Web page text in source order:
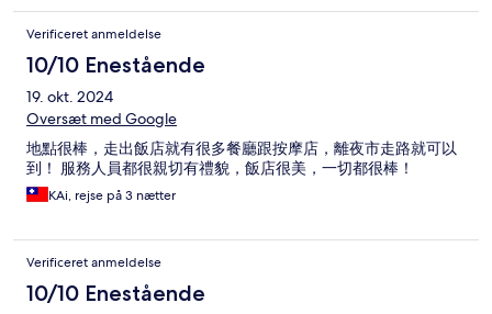
Verificeret anmeldelse
10/10 Enestående
19. okt. 2024
Oversæt med Google
地點很棒，走出飯店就有很多餐廳跟按摩店，離夜市走路就可以
到！ 服務人員都很親切有禮貌，飯店很美，一切都很棒！
KAi, rejse på 3 nætter
Verificeret anmeldelse
10/10 Enestående